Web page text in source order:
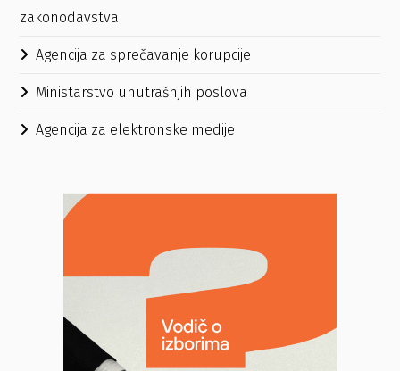
zakonodavstva
Agencija za sprečavanje korupcije
Ministarstvo unutrašnjih poslova
Agencija za elektronske medije